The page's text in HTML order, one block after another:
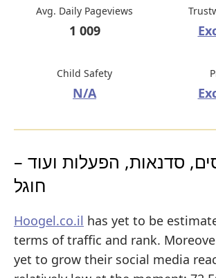
Avg. Daily Pageviews
1 009
Child Safety
N/A
סדנאות, הפעלות ועוד –
חוגל
Hoogel.co.il has yet to be
terms of traffic and rank.
yet to grow their social media